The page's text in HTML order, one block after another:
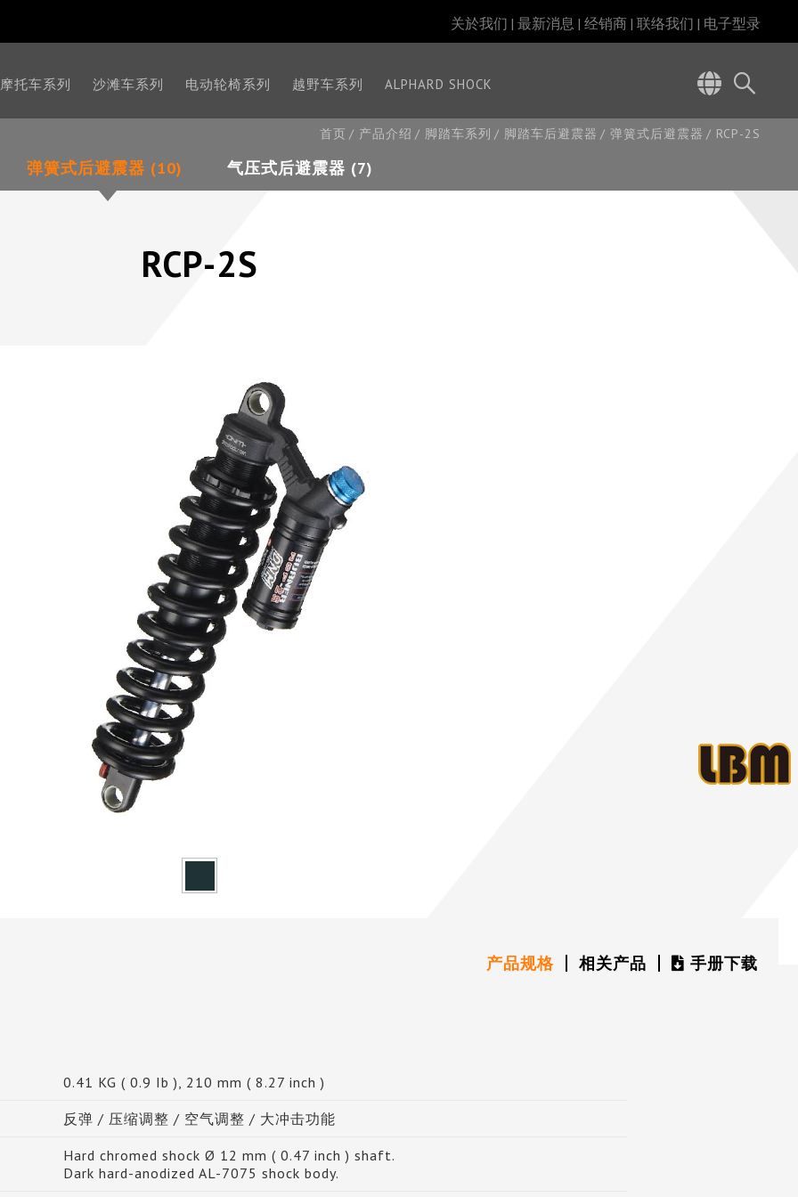
关於我们 最新消息 经销商 联络我们 电子型录
摩托车系列 沙滩车系列 电动轮椅系列 越野车系列 ALPHARD SHOCK
首页 产品介绍 脚踏车系列 脚踏车后避震器 弹簧式后避震器 RCP-2S
弹簧式后避震器 (10) 气压式后避震器 (7)
RCP-2S
产品规格 相关产品 手册下载
0.41 KG ( 0.9 Ib ), 210 mm ( 8.27 inch )
反弹 / 压缩调整 / 空气调整 / 大冲击功能
Hard chromed shock Ø 12 mm ( 0.47 inch ) shaft.
Dark hard-anodized AL-7075 shock body.